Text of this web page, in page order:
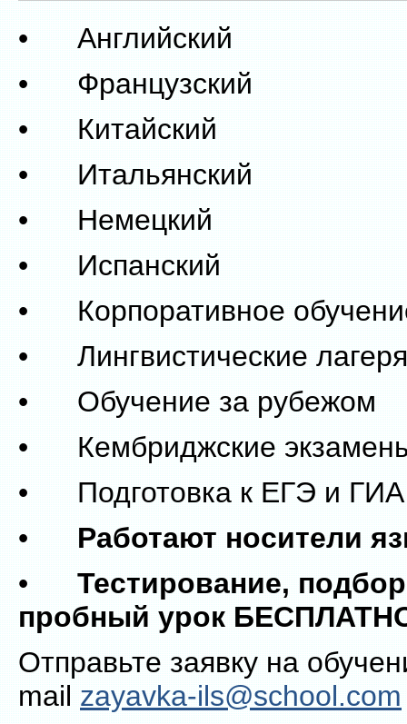
• Английский
• Французский
• Китайский
• Итальянский
• Немецкий
• Испанский
• Корпоративное
• Лингвистические лагеря
• Обучение за рубежом
• Кембриджские
• Подготовка к ЕГЭ и ГИА
•Работают носители
•Тестирование,
пробный урок
Отправьте заявку на
mailzayavka-ils@school.com